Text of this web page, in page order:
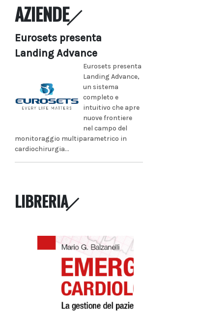
AZIENDE
Eurosets presenta
Landing Advance
Eurosets presenta
Landing Advance,
un sistema
completo e
intuitivo che apre
nuove frontiere
nel campo del
monitoraggio multiparametrico in
cardiochirurgia...
LIBRERIA